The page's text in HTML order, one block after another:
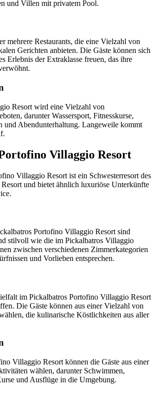
und Villen mit privatem Pool.
mehrere Restaurants, die eine Vielzahl von
Gerichten anbieten. Die Gäste können sich
Erlebnis der Extraklasse freuen, das ihre
Resort wird eine Vielzahl von
darunter Wassersport, Fitnesskurse,
und Abendunterhaltung. Langeweile kommt
Villaggio Resort
Villaggio Resort ist ein Schwesterresort des
und bietet ähnlich luxuriöse Unterkünfte
Portofino Villaggio Resort sind
stilvoll wie die im Pickalbatros Villaggio
zwischen verschiedenen Zimmerkategorien
und Vorlieben entsprechen.
im Pickalbatros Portofino Villaggio Resort
Die Gäste können aus einer Vielzahl von
die kulinarische Köstlichkeiten aus aller
Villaggio Resort können die Gäste aus einer
wählen, darunter Schwimmen,
und Ausflüge in die Umgebung.